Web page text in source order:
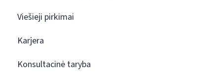
Viešieji pirkimai
Karjera
Konsultacinė taryba